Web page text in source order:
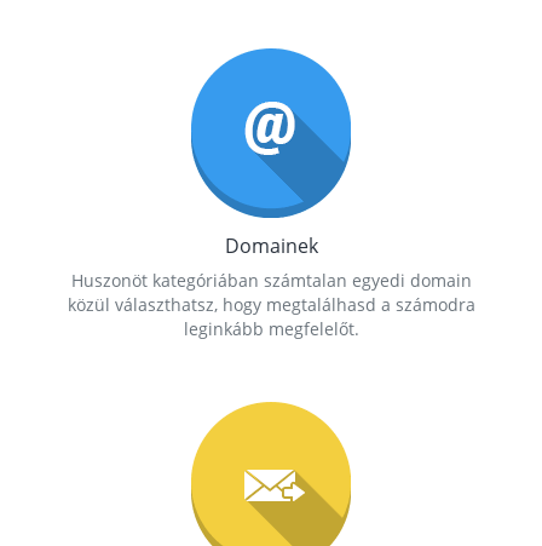
Domainek
Huszonöt kategóriában számtalan egyedi domain
közül választhatsz, hogy megtalálhasd a számodra
leginkább megfelelőt.